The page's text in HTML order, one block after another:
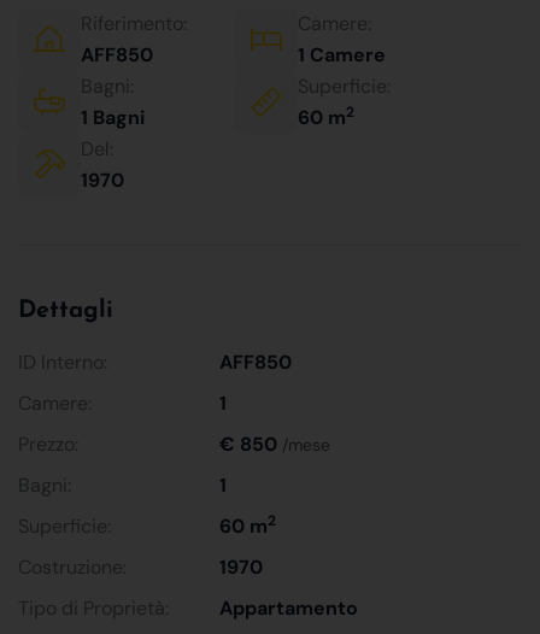
Riferimento:
AFF850
Camere:
1 Camere
Bagni:
1 Bagni
Superficie:
60 m2
Del:
1970
Dettagli
ID Interno:
AFF850
Camere:
1
Prezzo:
€ 850 /mese
Bagni:
1
Superficie:
60 m2
Costruzione:
1970
Tipo di Proprietà:
Appartamento